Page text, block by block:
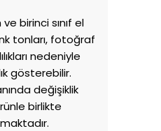
birinci sınıf el
tonları, fotoğraf
nedeniyle
gösterebilir.
değişiklik
birlikte